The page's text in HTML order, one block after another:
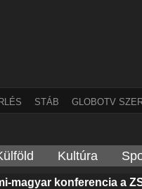
STÁB GLOBOTV
Kultúra
magyar konferencia a